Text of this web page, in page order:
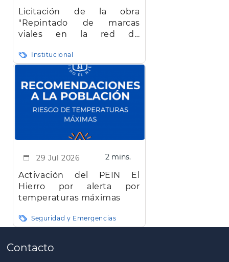
Licitación de la obra
"Repintado de marcas
viales en la red de
Hierro"
Institucional
29 Jul 2026 2 mins.
Activación del PEIN El
Hierro por alerta por
temperaturas máximas
Seguridad y Emergencias
Paginación
Contacto